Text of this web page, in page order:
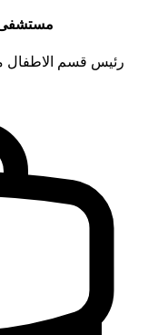
مستشفى
رئيس قسم الاطفال